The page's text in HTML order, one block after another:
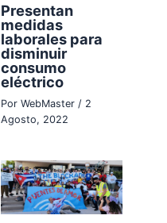
Presentan
medidas
laborales para
disminuir
consumo
eléctrico
Por WebMaster / 2
Agosto, 2022